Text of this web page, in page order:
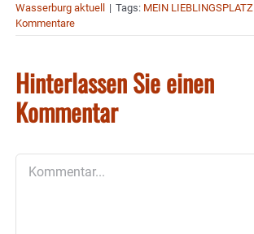
Wasserburg aktuell
| Tags: MEIN LIEBLINGSPLATZ
Kommentare
Hinterlassen Sie einen
Kommentar